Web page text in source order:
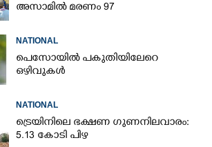
അസാമിൽ മരണം 97
NATIONAL
പെസോയിൽ പകുതിയിലേറെ
ഒഴിവുകൾ
NATIONAL
ട്രെയിനിലെ ഭക്ഷണ ഗുണനിലവാരം:
5.13 കോടി പിഴ